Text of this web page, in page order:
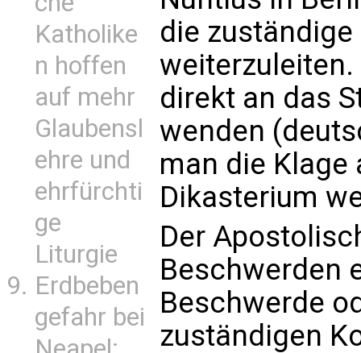
Katholike
n hoffen
auf mehr
Glaubensl
ehre und
ehrfürchti
ge
Liturgie
Erdbeben
gefahr bei
die
direkt an das
wenden
man die Klage
Dikasterium
Der
Beschwerden
Beschwerde
zuständigen